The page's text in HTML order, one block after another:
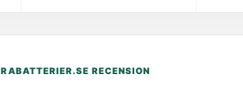
RABATTERIER.SE RECENSION